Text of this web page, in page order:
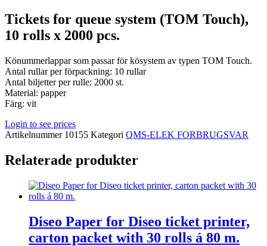
Tickets for queue system (TOM Touch),
10 rolls x 2000 pcs.
Könummerlappar som passar för kösystem av typen TOM Touch.
Antal rullar per förpackning: 10 rullar
Antal biljetter per rulle: 2000 st.
Material: papper
Färg: vit
Login to see prices
Artikelnummer 10155 Kategori QMS-ELEK FORBRUGSVAR
Relaterade produkter
Diseo Paper for Diseo ticket printer,
carton packet with 30 rolls á 80 m.